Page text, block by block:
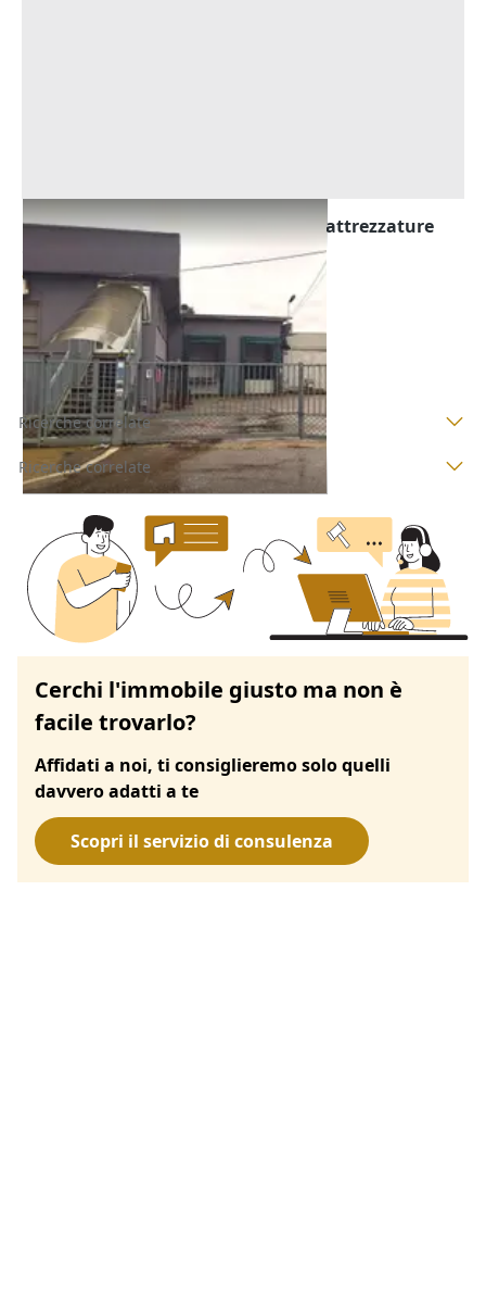
Asta Edificio produttivo con celle e attrezzature
Alta Val Tidone (Piacenza)
816.663 €
09/09/2026
Ricerche correlate
Ricerche correlate
Cerchi l'immobile giusto ma non è
facile trovarlo?
Affidati a noi, ti consiglieremo solo quelli
davvero adatti a te
Scopri il servizio di consulenza